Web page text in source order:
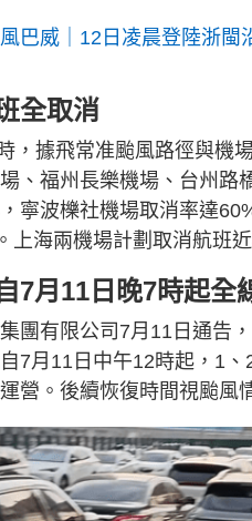
巴威｜12日凌晨登陸浙閩
全取消
，據飛常准颱風路徑與機
、福州長樂機場、台州
寧波櫟社機場取消率達
上海兩機場計劃取消航班
7月11日晚7時起全
團有限公司7月11日通告
7月11日中午12時起，1
營。後續恢復時間視颱風